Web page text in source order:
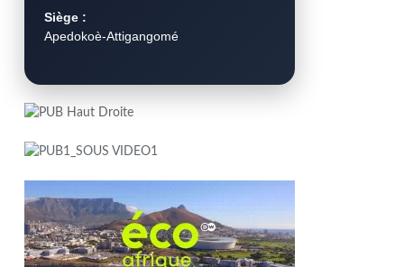
Siège :
Apedokoè-Attigangomé